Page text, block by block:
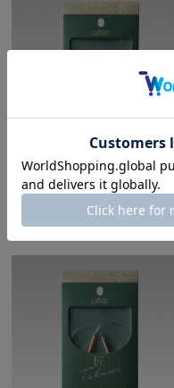
Clover(クロバー)「匠」輪針-